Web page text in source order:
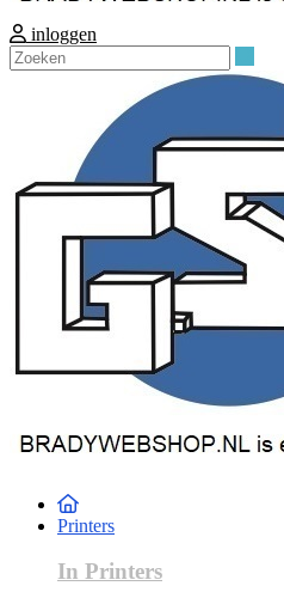
inloggen
Printers
In Printers